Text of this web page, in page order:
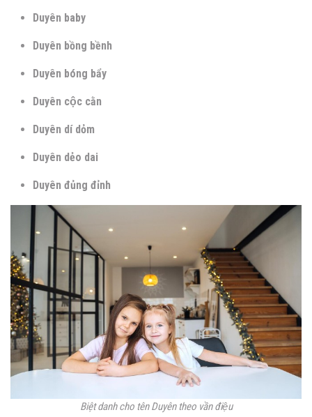
Duyên baby
Duyên bồng bềnh
Duyên bóng bẩy
Duyên cộc cằn
Duyên dí dỏm
Duyên dẻo dai
Duyên đủng đỉnh
Biệt danh cho tên Duyên theo vần điệu